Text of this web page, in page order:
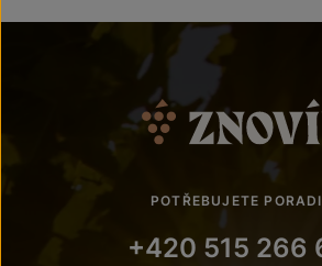
POTŘEBUJETE
+420 515 266